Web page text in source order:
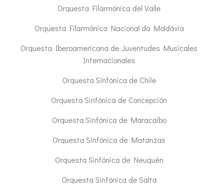
Orquesta Filarmónica del Valle
Orquesta Filarmônica Nacional da Moldávia
Orquesta Iberoamericana de Juventudes Musicales
Internacionales
Orquesta Sinfónica de Chile
Orquesta Sinfónica de Concepción
Orquesta Sinfónica de Maracaibo
Orquesta Sinfónica de Matanzas
Orquesta Sinfónica de Neuquén
Orquesta Sinfónica de Salta